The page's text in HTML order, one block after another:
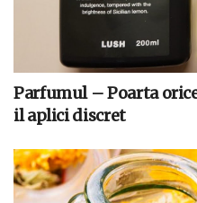
Parfumul – Poarta
il aplici discret